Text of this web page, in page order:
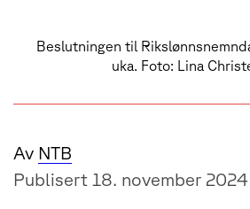
Beslutningen til
uka. Foto: Lina
Av NTB
Publisert 18. november